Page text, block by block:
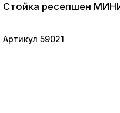
Стойка ресепшен
Артикул 59021